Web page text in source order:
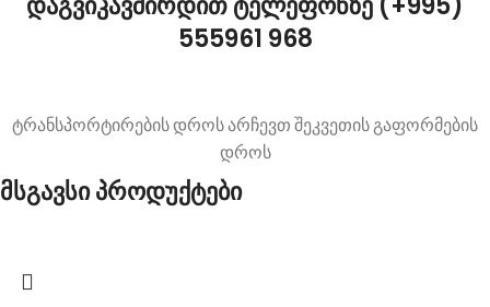
555961 968
ტრანსპორტირების დროს არჩევთ შეკვეთის გაფორმების
დროს
მსგავსი პროდუქტები